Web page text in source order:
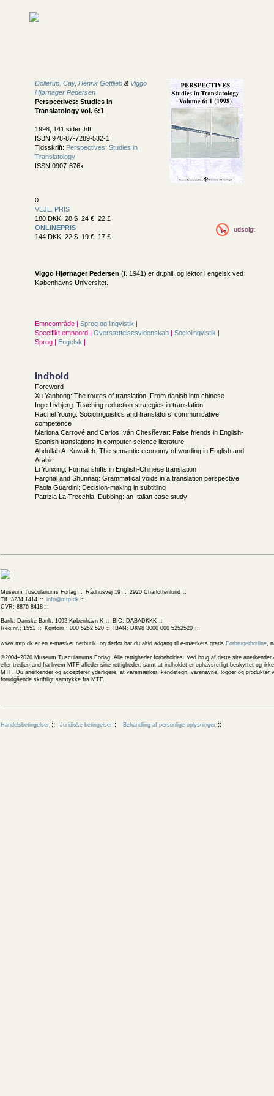
Dollerup, Cay, Henrik Gottlieb & Viggo
Hjørnager Pedersen
Perspectives: Studies in
Translatology vol. 6:1
1998, 141 sider, hft.
ISBN 978-87-7289-532-1
Tidsskrift: Perspectives: Studies in
Translatology
ISSN 0907-676x
0
VEJL. PRIS
180 DKK 28 $ 24 € 22 £
ONLINEPRIS
144 DKK 22 $ 19 € 17 £
udsolgt
Viggo Hjørnager Pedersen (f. 1941) er dr.phil. og lektor i engelsk ved
Københavns Universitet.
Emneområde | Sprog og lingvistik |
Specifikt emneord | Oversættelsesvidenskab | Sociolingvistik |
Sprog | Engelsk |
Indhold
Foreword
Xu Yanhong: The routes of translation. From danish into chinese
Inge Livbjerg: Teaching reduction strategies in translation
Rachel Young: Sociolinguistics and translators' communicative
competence
Mariona Carrové and Carlos Iván Chesñevar: False friends in English-
Spanish translations in computer science literature
Abdullah A. Kuwaileh: The semantic economy of wording in English and
Arabic
Li Yunxing: Formal shifts in English-Chinese translation
Farghal and Shunnaq: Grammatical voids in a translation perspective
Paola Guardini: Decision-making in subtitling
Patrizia La Trecchia: Dubbing: an Italian case study
Museum Tusculanums Forlag Rådhusvej 19
2920 Charlottenlund
Tlf. 3234 1414
info@mtp.dk
CVR: 8876 8418
Bank: Danske Bank, 1092 København K
BIC: DABADKKK
Reg.nr.: 1551
Kontonr.: 000 5252 520 IBAN: DK98 3000 000 5252520
www.mtp.dk er en e-mærket netbutik, og derfor har du altid adgang til e-mærkets gratis Forbrugerhotline,
©2004–2020 Museum Tusculanums Forlag. Alle rettigheder forbeholdes. Ved brug af dette site
eller tredjemand fra hvem MTF afleder sine rettigheder, samt at indholdet er ophavsretligt beskyttet og
MTF. Du anerkender og accepterer yderligere, at varemærker, kendetegn, varenavne, logoer og
forudgående skriftligt samtykke fra MTF.
Handelsbetingelser Juridiske betingelser Behandling af personlige oplysninger